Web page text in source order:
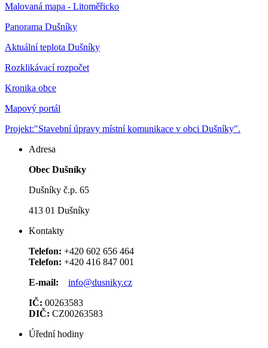
Malovaná mapa - Litoměřicko
Panorama Dušníky
Aktuální teplota Dušníky
Rozklikávací rozpočet
Kronika obce
Mapový portál
Projekt:"Stavební úpravy místní komunikace v obci Dušníky".
Adresa
Obec Dušníky
Dušníky č.p. 65
413 01 Dušníky
Kontakty
Telefon: +420 602 656 464
Telefon: +420 416 847 001
E-mail:
info@dusniky.cz
IČ: 00263583
DIČ: CZ00263583
Úřední hodiny